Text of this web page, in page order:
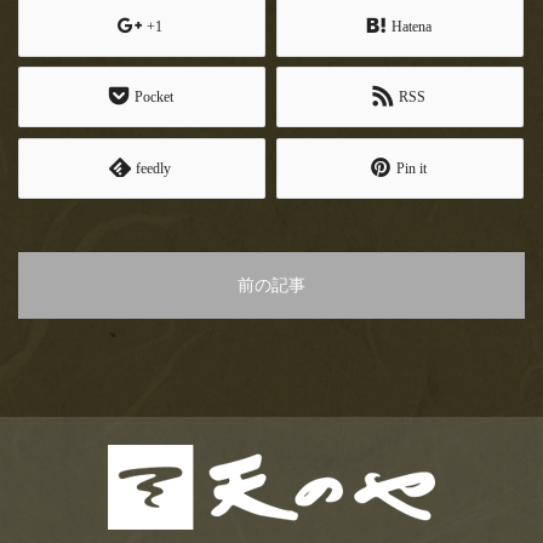
+1 Hatena
Pocket RSS
feedly Pin it
前の記事
は、非常識。ソレダメ！」にて天のやがご
紹介されます！
テレビ東京さん、4月15日(水)18時25分オンエア「アナタの常識
は、非常識。ソレダメ！」“意外と知らないソ…
登録されている記事はございません。